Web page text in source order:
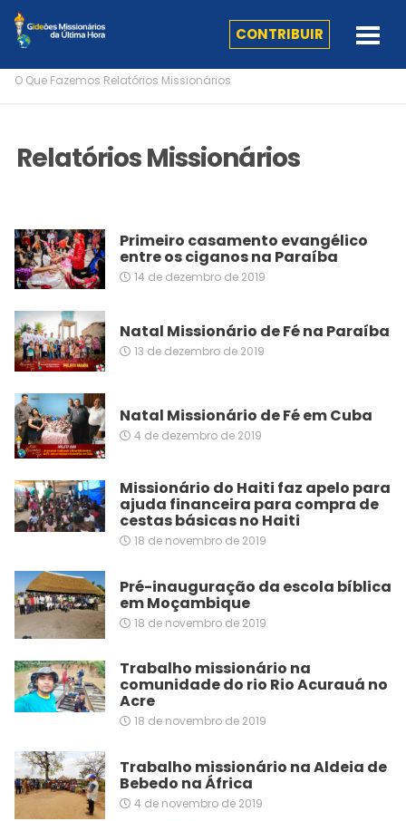
CONTRIBUIR
O Que Fazemos Relatórios Missionários
Relatórios Missionários
Primeiro casamento evangélico
entre os ciganos na Paraíba
14 de dezembro de 2019
Natal Missionário de Fé na Paraíba
13 de dezembro de 2019
Natal Missionário de Fé em Cuba
4 de dezembro de 2019
Missionário do Haiti faz apelo para
ajuda financeira para compra de
cestas básicas no Haiti
18 de novembro de 2019
Pré-inauguração da escola bíblica
em Moçambique
18 de novembro de 2019
Trabalho missionário na
comunidade do rio Rio Acurauá no
Acre
18 de novembro de 2019
Trabalho missionário na Aldeia de
Bebedo na África
4 de novembro de 2019